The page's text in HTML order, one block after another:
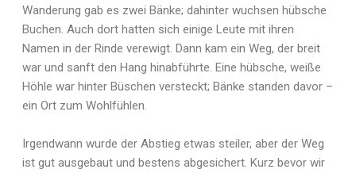
Wanderung gab es zwei Bänke; dahinter wuchsen hübsche
Buchen. Auch dort hatten sich einige Leute mit ihren
Namen in der Rinde verewigt. Dann kam ein Weg, der breit
war und sanft den Hang hinabführte. Eine hübsche, weiße
Höhle war hinter Büschen versteckt; Bänke standen davor –
ein Ort zum Wohlfühlen.
Irgendwann wurde der Abstieg etwas steiler, aber der Weg
ist gut ausgebaut und bestens abgesichert. Kurz bevor wir